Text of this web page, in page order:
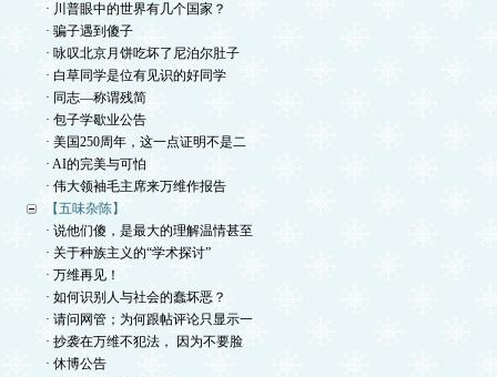
· 川普眼中的世界有几个国家？
· 骗子遇到傻子
· 咏叹北京月饼吃坏了尼泊尔肚子
· 白草同学是位有见识的好同学
· 同志—称谓残简
· 包子学歇业公告
· 美国250周年，这一点证明不是二
· AI的完美与可怕
· 伟大领袖毛主席来万维作报告
【五味杂陈】
· 说他们傻，是最大的理解温情甚至
· 关于种族主义的“学术探讨”
· 万维再见！
· 如何识别人与社会的蠢坏恶？
· 请问网管；为何跟帖评论只显示一
· 抄袭在万维不犯法， 因为不要脸
· 休博公告